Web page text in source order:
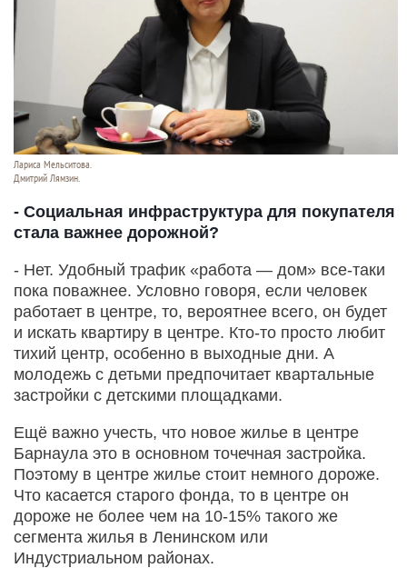
Лариса Мельситова.
Дмитрий Лямзин.
- Социальная инфраструктура для покупателя
стала важнее дорожной?
- Нет. Удобный трафик «работа — дом» все-таки
пока поважнее. Условно говоря, если человек
работает в центре, то, вероятнее всего, он будет
и искать квартиру в центре. Кто-то просто любит
тихий центр, особенно в выходные дни. А
молодежь с детьми предпочитает квартальные
застройки с детскими площадками.
Ещё важно учесть, что новое жилье в центре
Барнаула это в основном точечная застройка.
Поэтому в центре жилье стоит немного дороже.
Что касается старого фонда, то в центре он
дороже не более чем на 10-15% такого же
сегмента жилья в Ленинском или
Индустриальном районах.